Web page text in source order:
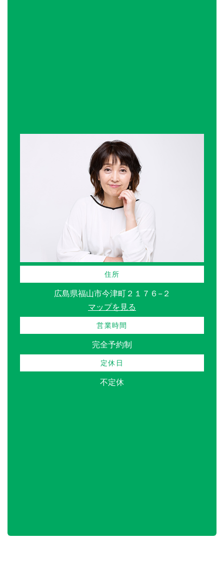
住所
広島県福山市今津町２１７６−２
マップを見る
営業時間
完全予約制
定休日
不定休